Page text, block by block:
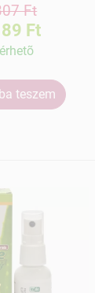
Ft
Ft
teszem